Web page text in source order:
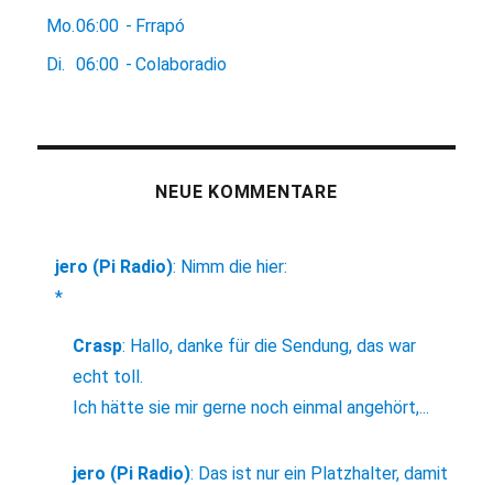
Mo.06:00 - Frrapó
Di.
06:00 - Colaboradio
NEUE KOMMENTARE
jero (Pi Radio): Nimm die hier:
*
Crasp: Hallo, danke für die Sendung, das war
echt toll.
Ich hätte sie mir gerne noch einmal angehört,...
jero (Pi Radio): Das ist nur ein Platzhalter, damit